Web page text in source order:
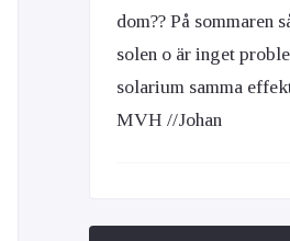
dom?? På sommaren
solen o är inget
solarium samma
MVH //Johan